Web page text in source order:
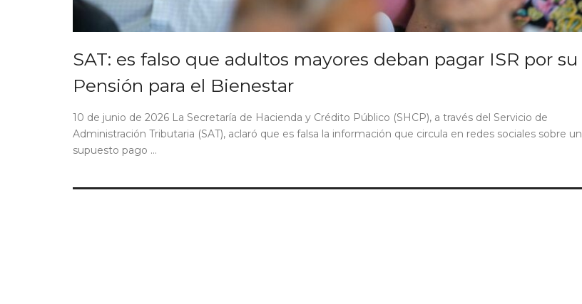
SAT: es falso que adultos mayores deban pagar ISR por su
Pensión para el Bienestar
10 de junio de 2026 La Secretaría de Hacienda y Crédito Público (SHCP), a través del Servicio de
Administración Tributaria (SAT), aclaró que es falsa la información que circula en redes sociales sobre un
supuesto pago ...